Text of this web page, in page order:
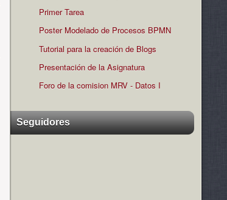
Primer Tarea
Poster Modelado de Procesos BPMN
Tutorial para la creación de Blogs
Presentación de la Asignatura
Foro de la comision MRV - Datos I
Seguidores